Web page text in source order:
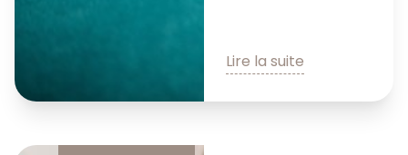
Lire la suite